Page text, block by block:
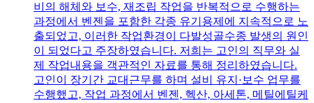
비의 해체와 보수, 재조립 작업을 반복적으로 수행하는
과정에서 벤젠을 포함한 각종 유기용제에 지속적으로 노
출되었고, 이러한 작업환경이 다발성골수종 발생의 원인
이 되었다고 주장하였습니다. 저희는 고인의 직무와 실
제 작업내용을 객관적인 자료를 통해 정리하였습니다.
고인이 장기간 교대근무를 하며 설비 유지·보수 업무를
수행했고, 작업 과정에서 벤젠, 헥산, 아세톤, 메틸에틸케